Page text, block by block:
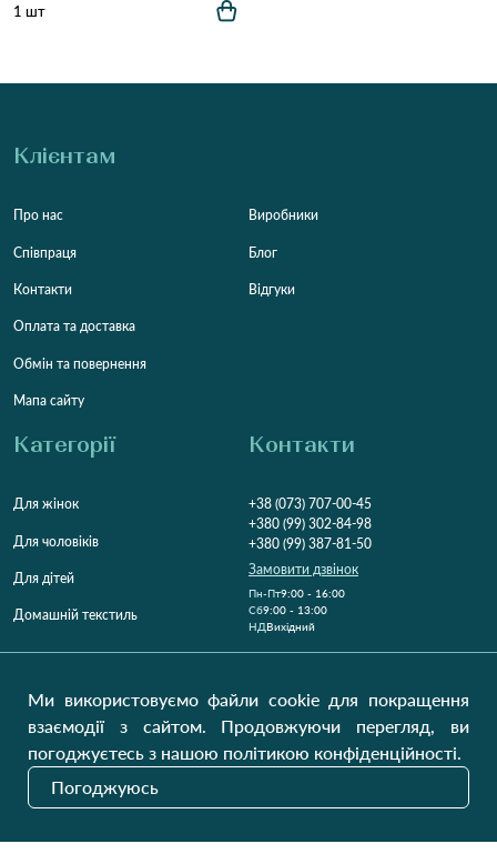
1 шт
Клієнтам
Про нас
Співпраця
Контакти
Оплата та доставка
Обмін та повернення
Мапа сайту
Виробники
Блог
Відгуки
Категорії
Для жінок
Для чоловіків
Для дітей
Домашній текстиль
Контакти
+38 (073) 707-00-45
+380 (99) 302-84-98
+380 (99) 387-81-50
Замовити дзвінок
Пн-Пт9:00 - 16:00
Cб9:00 - 13:00
НДВихідний
Наші оновлення
Ми використовуємо файли cookie для покращення
взаємодії з сайтом. Продовжуючи перегляд, ви
погоджуєтесь з нашою політикою конфіденційності.
Погоджуюсь